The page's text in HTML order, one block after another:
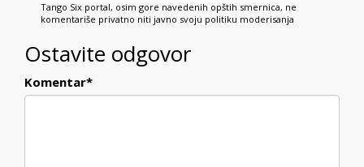
Tango Six portal, osim gore navedenih opštih smernica, ne
komentariše privatno niti javno svoju politiku moderisanja
Ostavite odgovor
Komentar*